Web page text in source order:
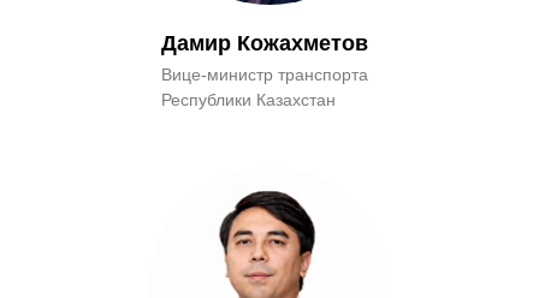
Дамир Кожахметов
Вице-министр транспорта
Республики Казахстан